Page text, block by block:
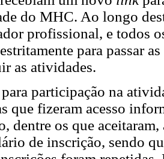
do MHC. Ao longo
profissional, e todos
para passar
as atividades.
participação na
que fizeram acesso
dentre os que
de inscrição, sendo